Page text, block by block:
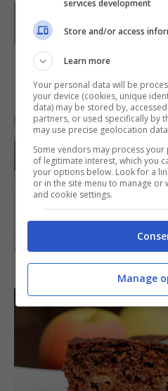
Parole diWaly
IN
SECONDI
Arista di
services development
Store and/or access
Learn more
Your personal data will be
your device (cookies, unique
data) may be stored by,
partners, or used specifically by
may use precise geolocation
Some vendors may process
of legitimate interest, which you
your options below. Look for a
or in the site menu to manage or
and cookie settings.
Manage